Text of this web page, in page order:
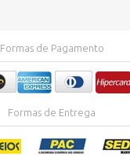
Formas de Pagamento
Formas de Entrega